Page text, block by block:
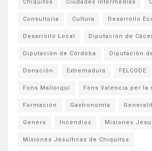
Chiquitos Ciudades Intermedias
Consultoria Cultura Desarrollo
Desarrollo Local Diputación de
Diputación de Córdoba Diputación
Donación Extremadura FELCODE
Fons Mallorqui Fons Valencia per la
Formación Gastronomía
Genero Incendios Misiones
Misiones Jesuíticas de Chiquitos